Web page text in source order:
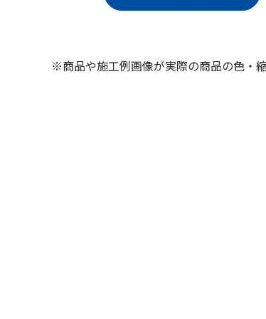
※商品や施工例画像が実際の商品の色・